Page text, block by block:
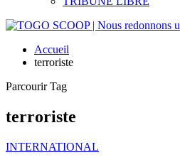
Accueil
terroriste
Parcourir Tag
terroriste
INTERNATIONAL